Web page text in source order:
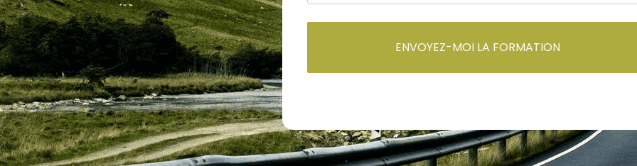
ENVOYEZ-MOI LA FORMATION